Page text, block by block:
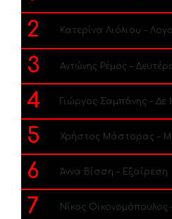
2 Κατερίνα Λιόλιου –
3 Αντώνης Ρέμος –
4 Γιώργος Σαμπάνης – Δε
5 Χρήστος Μάστορας –
6 Άννα Βίσση – Εξαίρεση
7 Νίκος